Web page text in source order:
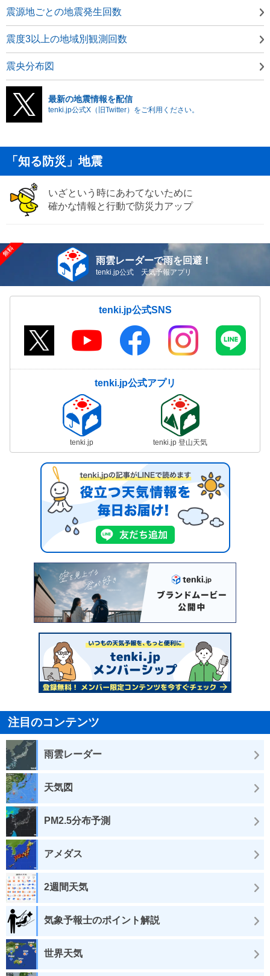
震源地ごとの地震発生回数
震度3以上の地域別観測回数
震央分布図
最新の地震情報を配信
tenki.jp公式X（旧Twitter）をご利用ください。
「知る防災」地震
いざという時にあわてないために
確かな情報と行動で防災力アップ
雨雲レーダーで雨を回避！
tenki.jp公式 天気予報アプリ
tenki.jp公式SNS
tenki.jp公式アプリ
tenki.jp tenki.jp 登山天気
注目のコンテンツ
雨雲レーダー
天気図
PM2.5分布予測
アメダス
2週間天気
気象予報士のポイント解説
世界天気